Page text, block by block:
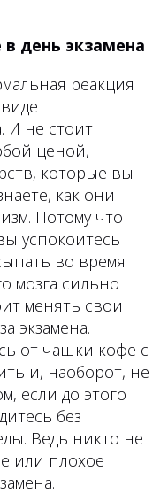
день экзамена
реакция
И не стоит
ценой,
которые вы
как они
Потому что
успокоитесь
во время
мозга сильно
менять свои
экзамена.
от чашки кофе с
и, наоборот, не
если до этого
без
Ведь никто не
или плохое